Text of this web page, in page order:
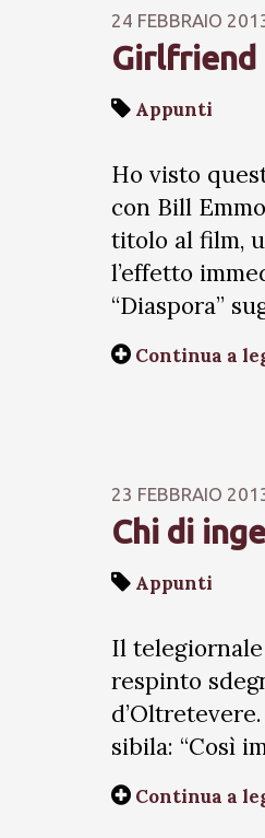
24 FEBBRAIO
Girlfriend
Appunti
Ho visto
con Bill
titolo al film,
l’effetto
“Diaspora”
Continua a
23 FEBBRAIO
Chi di
Appunti
Il telegiornale
respinto
sibila: “Così
Continua a